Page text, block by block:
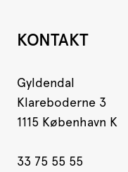
KONTAKT
Gyldendal
Klareboderne 3
1115 København K
33 75 55 55